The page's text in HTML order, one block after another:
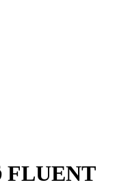
قابلیت های نرم افزار FLUENT